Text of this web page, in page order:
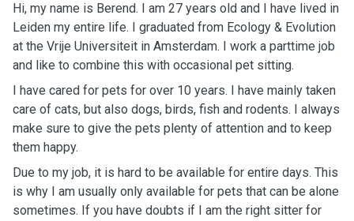
Hi, my name is Berend. I am 27 years old and I have lived in
Leiden my entire life. I graduated from Ecology & Evolution
at the Vrije Universiteit in Amsterdam. I work a parttime job
and like to combine this with occasional pet sitting.
I have cared for pets for over 10 years. I have mainly taken
care of cats, but also dogs, birds, fish and rodents. I always
make sure to give the pets plenty of attention and to keep
them happy.
Due to my job, it is hard to be available for entire days. This
is why I am usually only available for pets that can be alone
sometimes. If you have doubts if I am the right sitter for